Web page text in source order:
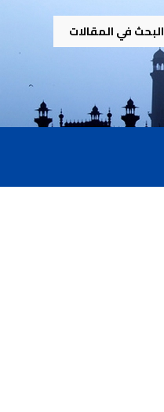
البحث في المقالات